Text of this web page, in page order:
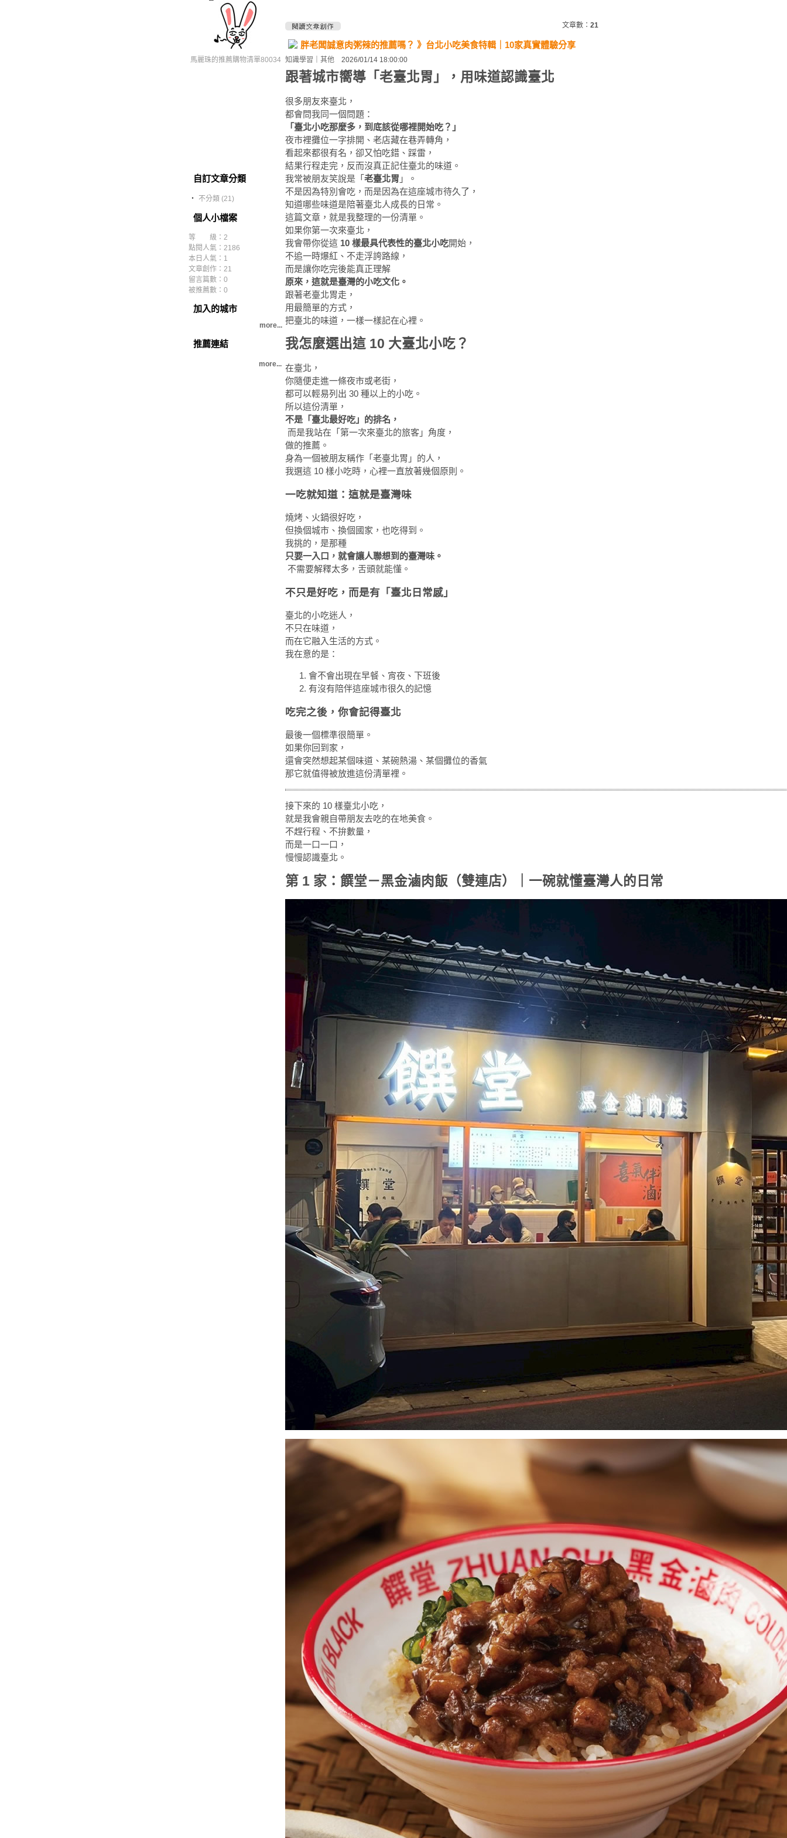
馬麗珠的推薦購物清單80034
自訂文章分類
‧ 不分類 (21)
個人小檔案
等 級：2
點閱人氣：2186
本日人氣：1
文章創作：21
留言篇數：0
被推薦數： 0
加入的城市
more...
推薦連結
more...
文章數： 21
胖老闆誠意肉粥辣的推薦嗎？ 》台北小吃美食特輯｜10家真實體驗分享
知識學習 其他 2026/01/14 18:00:00
跟著城市嚮導「老臺北胃」，用味道認識臺北
很多朋友來臺北，
都會問我同一個問題：
「臺北小吃那麼多，到底該從哪裡開始吃？」
夜市裡攤位一字排開、老店藏在巷弄轉角，
看起來都很有名，卻又怕吃錯、踩雷，
結果行程走完，反而沒真正記住臺北的味道。
我常被朋友笑說是「 老臺北胃 」。
不是因為特別會吃，而是因為在這座城市待久了，
知道哪些味道是陪著臺北人成長的日常。
這篇文章，就是我整理的一份清單。
如果你第一次來臺北，
我會帶你從這 10 樣最具代表性的臺北小吃開始，
不追一時爆紅、不走浮誇路線，
而是讓你吃完後能真正理解
原來，這就是臺灣的小吃文化。
跟著老臺北胃走，
用最簡單的方式，
把臺北的味道，一樣一樣記在心裡。
我怎麼選出這 10 大臺北小吃？
在臺北，
你隨便走進一條夜市或老街，
都可以輕易列出 30 種以上的小吃。
所以這份清單，
不是「臺北最好吃」的排名，
而是我站在「第一次來臺北的旅客」角度，
做的推薦。
身為一個被朋友稱作「老臺北胃」的人，
我選這 10 樣小吃時，心裡一直放著幾個原則。
一吃就知道：這就是臺灣味
燒烤、火鍋很好吃，
但換個城市、換個國家，也吃得到。
我挑的，是那種
只要一入口，就會讓人聯想到的臺灣味。
不需要解釋太多，舌頭就能懂。
不只是好吃，而是有「臺北日常感」
臺北的小吃迷人，
不只在味道，
而在它融入生活的方式。
我在意的是：
會不會出現在早餐、宵夜、下班後
有沒有陪伴這座城市很久的記憶
吃完之後，你會記得臺北
最後一個標準很簡單。
如果你回到家，
還會突然想起某個味道、某碗熱湯、某個攤位的香氣
那它就值得被放進這份清單裡。
接下來的 10 樣臺北小吃，
就是我會親自帶朋友去吃的在地美食。
不趕行程、不拚數量，
而是一口一口，
慢慢認識臺北。
第 1 家：饌堂－黑金滷肉飯（雙連店）｜一碗就懂臺灣人的日常